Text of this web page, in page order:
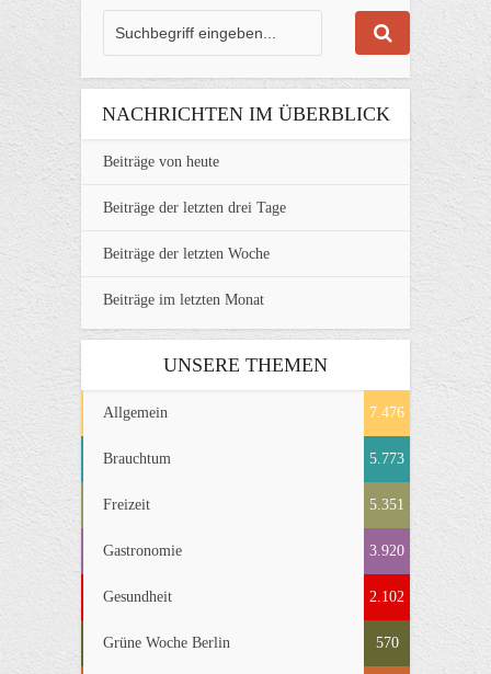
NACHRICHTEN IM ÜBERBLICK
Beiträge von heute
Beiträge der letzten drei Tage
Beiträge der letzten Woche
Beiträge im letzten Monat
UNSERE THEMEN
Allgemein 7.476
Brauchtum 5.773
Freizeit 5.351
Gastronomie 3.920
Gesundheit 2.102
Grüne Woche Berlin 570